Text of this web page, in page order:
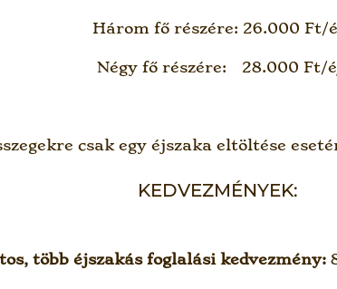
Három fő részére: 26.000 Ft/
Négy fő részére: 28.000 Ft/
csak egy éjszaka eltöltése
KEDVEZMÉNYEK:
több éjszakás foglalási kedvezmény: